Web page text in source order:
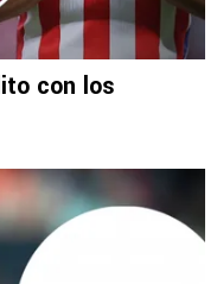
con los